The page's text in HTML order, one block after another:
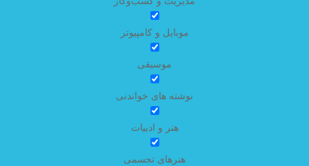
موبایل و کامپیوتر
موسیقی
نوشته های خواندنی
هنر و ادبیات
هنرهای تجسمی